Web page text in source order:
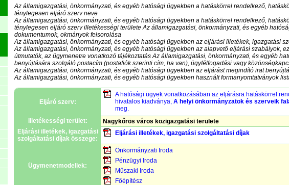
Az államigazgatási, önkormányzati, és egyéb hatósági ügyekben a hatáskörrel rendelkező,
ténylegesen eljáró szerv neve
Az államigazgatási, önkormányzati, és egyéb hatósági ügyekben a hatáskörrel rendelkező,
ténylegesen eljáró szerv illetékességi területe Az államigazgatási, önkormányzati, és egyéb
dokumentumok, okmányok felsorolása
Az államigazgatási, önkormányzati, és egyéb hatósági ügyekben az eljárási illetékek, igazgatási
Az államigazgatási, önkormányzati, és egyéb hatósági ügyekben az alapvető eljárási szabályok,
útmutatók, az ügymenetre vonatkozó tájékoztatás Az államigazgatási, önkormányzati, és egyéb
benyújtására szolgáló postacím (postafiók szerinti cím, ha van), ügyfélfogadási vagy
Az államigazgatási, önkormányzati, és egyéb hatósági ügyekben az eljárást megindító irat
Az államigazgatási, önkormányzati, és egyéb hatósági ügyekben használt formanyomtatványok
Eljáró szerv:
A hatósági ügyek vonatkozásában az eljárásra hatáskörrel
hivatalos kiadványa, A helyi önkormányzatok és szerveik
meg.
Illetékességi terület:
Nagykőrös város közigazgatási területe
Eljárási illetékek, igazgatási
szolgáltatási díjak összege:
Eljárási illetékek, igazgatási szolgáltatási díjak
Ügymenetmodellek:
Önkormányzati Iroda
Pénzügyi Iroda
Műszaki Iroda
Főépítész